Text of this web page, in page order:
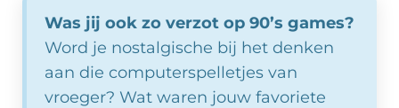
Was jij ook zo verzot op 90’s games?
Word je nostalgische bij het denken
aan die computerspelletjes van
vroeger? Wat waren jouw favoriete